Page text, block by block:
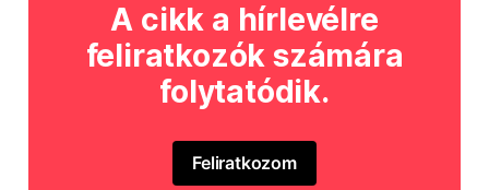
A cikk a hírlevélre
feliratkozók számára
folytatódik.
Feliratkozom